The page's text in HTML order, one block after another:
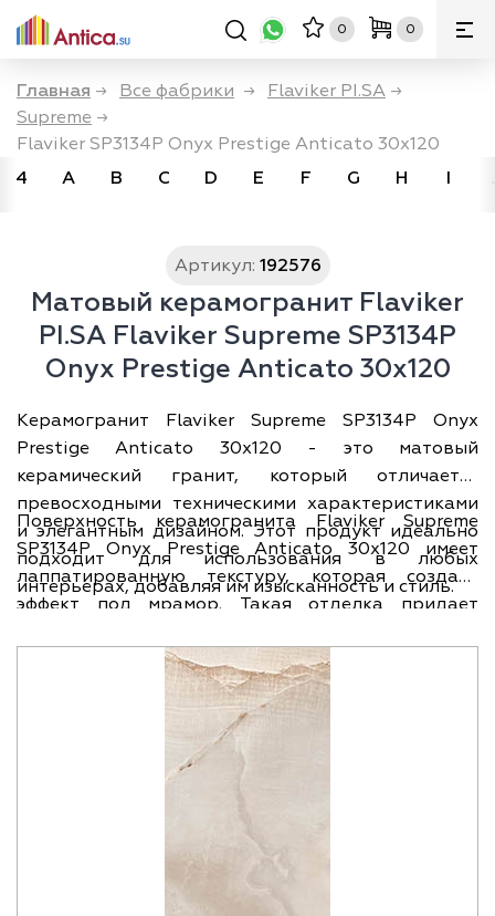
0 0
Главная → Все фабрики → Flaviker PI.SA →
Supreme →
Flaviker SP3134P Onyx Prestige Anticato 30x120
4
A B C D E F G H I
Артикул: 192576
Матовый керамогранит Flaviker
PI.SA Flaviker Supreme SP3134P
Onyx Prestige Anticato 30x120
Керамогранит Flaviker Supreme SP3134P Onyx
Prestige Anticato 30x120 - это матовый
керамический гранит, который отличается
превосходными техническими характеристиками
и элегантным дизайном. Этот продукт идеально
подходит для использования в любых
интерьерах, добавляя им изысканность и стиль.
Поверхность керамогранита Flaviker Supreme
SP3134P Onyx Prestige Anticato 30x120 имеет
лаппатированную текстуру, которая создает
эффект под мрамор. Такая отделка придает
Основные цвета этого керамогранита - бежевый,
который прекрасно сочетается с различными
оттенками и создает гармоничную атмосферу в